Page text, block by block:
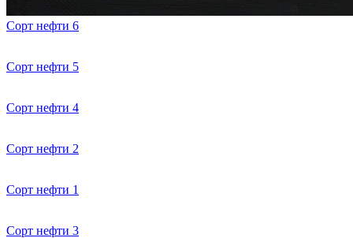
Сорт нефти 6
Сорт нефти 5
Сорт нефти 4
Сорт нефти 2
Сорт нефти 1
Сорт нефти 3